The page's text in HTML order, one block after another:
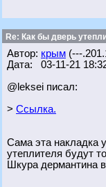
Re: Как бы дверь
Автор: крым (---
Дата: 03-11-21
@leksei писал:
> Ссылка.
Сама эта накладка
утеплителя будут
Шкура дермантина